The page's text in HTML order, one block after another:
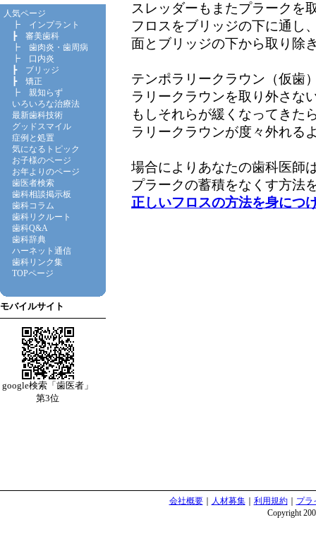
人気ページ
┣ インプラント
┣ 審美歯科
┣ 歯肉炎・歯周病
┣ 口内炎
┣ ブリッジ
┣ 矯正
┣ 親知らず
いろいろな治療法
最新歯科技術
グッドスマイル
症例と処置
気になるトピック
お子様のページ
お年よりのページ
歯医者検索
歯科相談掲示板
歯科コラム
歯科リクルート
歯科Q&A
歯科辞典
ハーネット通信
歯科リンク集
TOPページ
モバイルサイト
google検索「歯医者」
第3位
スレッダーもまたプラークを
フロスをブリッジの下に通し
面とブリッジの下から取り除
テンポラリークラウン（仮歯
ラリークラウンを取り外さな
もしそれらが緩くなってきた
ラリークラウンが度々外れる
場合によりあなたの歯科医師
プラークの蓄積をなくす方法
正しいフロスの方法を身につ
会社概要｜ 人材募集｜ 利用規約｜ プラ
Copyright